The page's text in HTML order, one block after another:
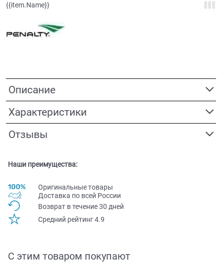
{{item.Name}}
Описание
Характеристики
Отзывы
Наши преимущества:
Оригинальные товары
Доставка по всей Pоссии
Возврат в течение 30 дней
Средний рейтинг 4.9
С этим товаром покупают